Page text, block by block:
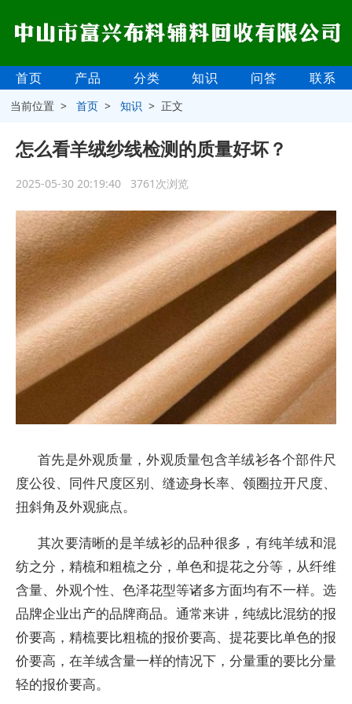
首页 产品 分类 知识 问答 联系
当前位置 >首页 >知识 > 正文
怎么看羊绒纱线检测的质量好坏？
2025-05-30 20:19:40 3761次浏览
首先是外观质量，外观质量包含羊绒衫各个部件尺
度公役、同件尺度区别、缝迹身长率、领圈拉开尺度、
扭斜角及外观疵点。
其次要清晰的是羊绒衫的品种很多，有纯羊绒和混
纺之分，精梳和粗梳之分，单色和提花之分等，从纤维
含量、外观个性、色泽花型等诸多方面均有不一样。选
品牌企业出产的品牌商品。通常来讲，纯绒比混纺的报
价要高，精梳要比粗梳的报价要高、提花要比单色的报
价要高，在羊绒含量一样的情况下，分量重的要比分量
轻的报价要高。